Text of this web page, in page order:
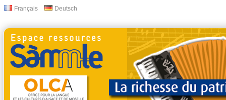
Français Deutsch